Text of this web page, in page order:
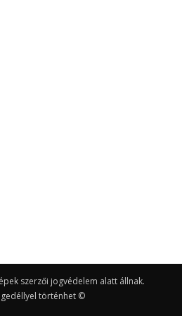
szerzői jogvédelem alatt állnak.
történhet ©